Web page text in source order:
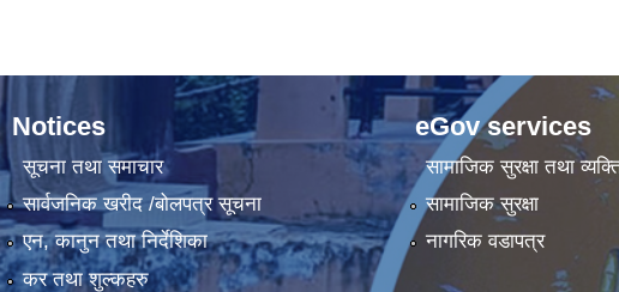
Notices
सूचना तथा समाचार
सार्वजनिक खरीद /बोलपत्र सूचना
एन, कानुन तथा निर्देशिका
कर तथा शुल्कहरु
eGov services
सामाजिक सुरक्षा तथा
सामाजिक सुरक्षा
नागरिक वडापत्र